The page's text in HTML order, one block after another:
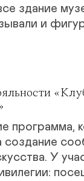
здание
и
программа,
создание
У